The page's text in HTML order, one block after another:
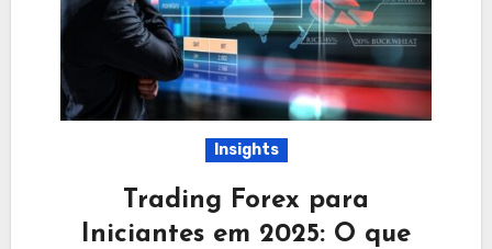
Insights
Trading Forex para
Iniciantes em 2025: O que